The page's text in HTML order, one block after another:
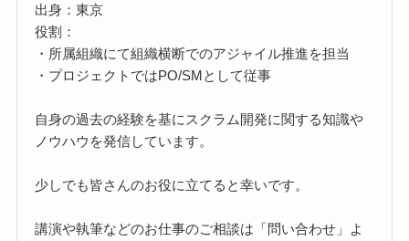
出身：東京
役割：
・所属組織にて組織横断でのアジャイル推進を担当
・プロジェクトではPO/SMとして従事
自身の過去の経験を基にスクラム開発に関する知識や
ノウハウを発信しています。
少しでも皆さんのお役に立てると幸いです。
講演や執筆などのお仕事のご相談は「問い合わせ」よ